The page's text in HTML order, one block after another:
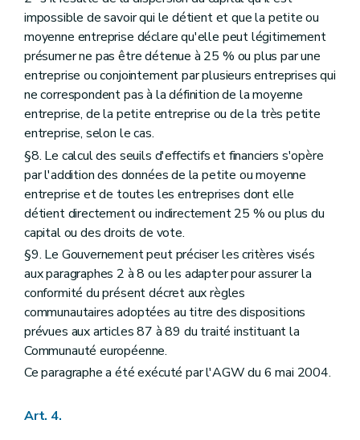
impossible de savoir qui le détient et que la petite ou
moyenne entreprise déclare qu'elle peut légitimement
présumer ne pas être détenue à 25 % ou plus par une
entreprise ou conjointement par plusieurs entreprises qui
ne correspondent pas à la définition de la moyenne
entreprise, de la petite entreprise ou de la très petite
entreprise, selon le cas.
§8. Le calcul des seuils d'effectifs et financiers s'opère
par l'addition des données de la petite ou moyenne
entreprise et de toutes les entreprises dont elle
détient directement ou indirectement 25 % ou plus du
capital ou des droits de vote.
§9. Le Gouvernement peut préciser les critères visés
aux paragraphes 2 à 8 ou les adapter pour assurer la
conformité du présent décret aux règles
communautaires adoptées au titre des dispositions
prévues aux articles 87 à 89 du traité instituant la
Communauté européenne.
Ce paragraphe a été exécuté par l'AGW du 6 mai 2004.
Art. 4.